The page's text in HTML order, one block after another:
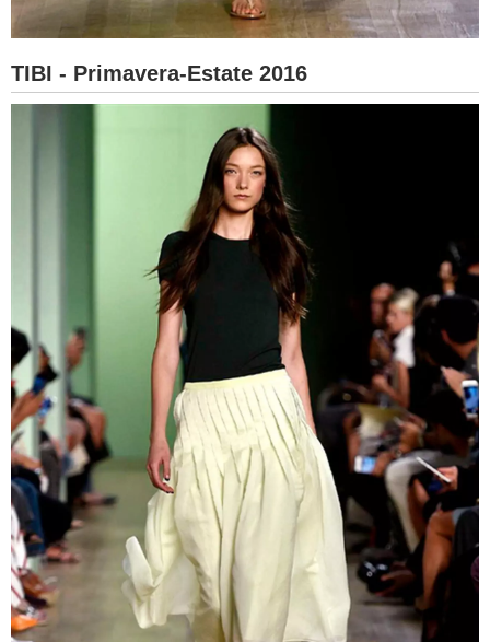
TIBI - Primavera-Estate 2016